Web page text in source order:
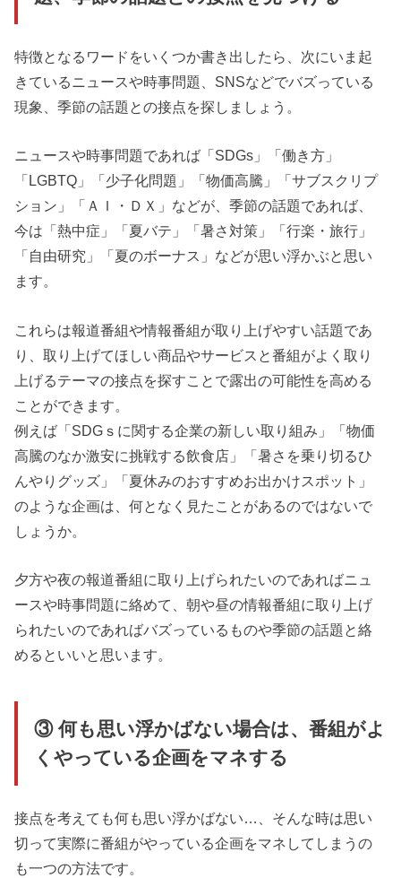
特徴となるワードをいくつか書き出したら、次にいま起
きているニュースや時事問題、SNSなどでバズっている
現象、季節の話題との接点を探しましょう。
ニュースや時事問題であれば「SDGs」「働き方」
「LGBTQ」「少子化問題」「物価高騰」「サブスクリプ
ション」「ＡＩ・ＤＸ」などが、季節の話題であれば、
今は「熱中症」「夏バテ」「暑さ対策」「行楽・旅行」
「自由研究」「夏のボーナス」などが思い浮かぶと思い
ます。
これらは報道番組や情報番組が取り上げやすい話題であ
り、取り上げてほしい商品やサービスと番組がよく取り
上げるテーマの接点を探すことで露出の可能性を高める
ことができます。
例えば「SDGｓに関する企業の新しい取り組み」「物価
高騰のなか激安に挑戦する飲食店」「暑さを乗り切るひ
んやりグッズ」「夏休みのおすすめお出かけスポット」
のような企画は、何となく見たことがあるのではないで
しょうか。
夕方や夜の報道番組に取り上げられたいのであればニュ
ースや時事問題に絡めて、朝や昼の情報番組に取り上げ
られたいのであればバズっているものや季節の話題と絡
めるといいと思います。
③ 何も思い浮かばない場合は、番組がよ
くやっている企画をマネする
接点を考えても何も思い浮かばない…、そんな時は思い
切って実際に番組がやっている企画をマネしてしまうの
も一つの方法です。